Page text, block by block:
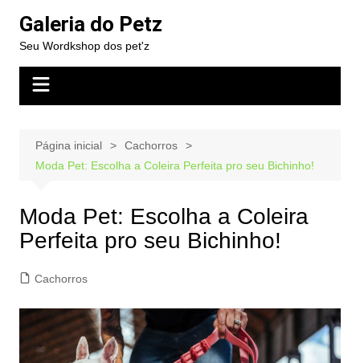
para
conteúdo
Galeria do Petz
Seu Wordkshop dos pet'z
Página inicial
Cachorros
Moda Pet: Escolha a Coleira Perfeita pro seu Bichinho!
Moda Pet: Escolha a Coleira
Perfeita pro seu Bichinho!
Cachorros